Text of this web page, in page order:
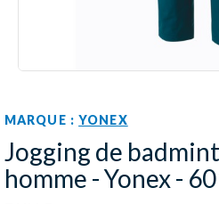
MARQUE :YONEX
Jogging de
homme - Yonex -